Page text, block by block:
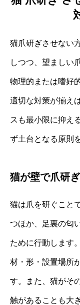
猫爪研ぎさせない
しつつ、望ましい
物理的または嗜好
適切な対策が揃え
スも最小限に抑え
ず土台となる原則
猫が壁で爪研
猫は爪を研ぐこと
つほか、足裏の匂
ために行動します
材・形・設置場所
す。また、猫がそ
触があることも大